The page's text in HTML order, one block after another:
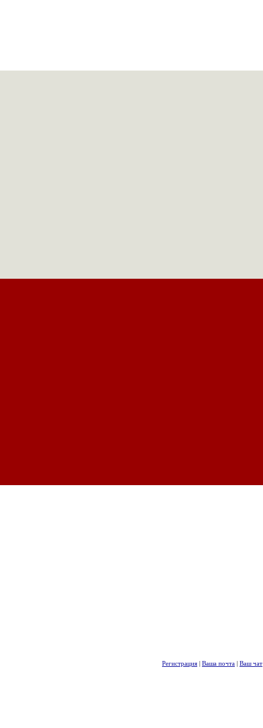
Регистрация | Ваша почта | Ваш чат